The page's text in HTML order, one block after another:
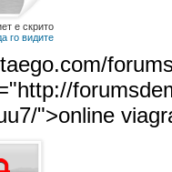
е скрито
го видите
">online